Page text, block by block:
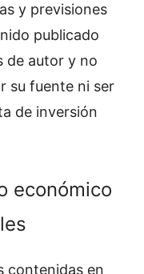
y previsiones
publicado
de autor y no
su fuente ni ser
de inversión
económico
contenidas en